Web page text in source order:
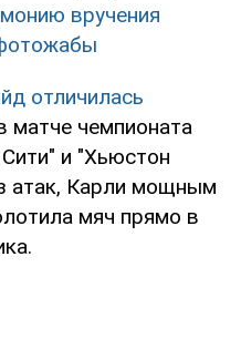
вручения
отличилась
матче чемпионата
и "Хьюстон
атак, Карли мощным
мяч прямо в